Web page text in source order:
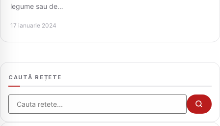
legume sau de…
17 ianuarie 2024
CAUTĂ REȚETE
Cauta